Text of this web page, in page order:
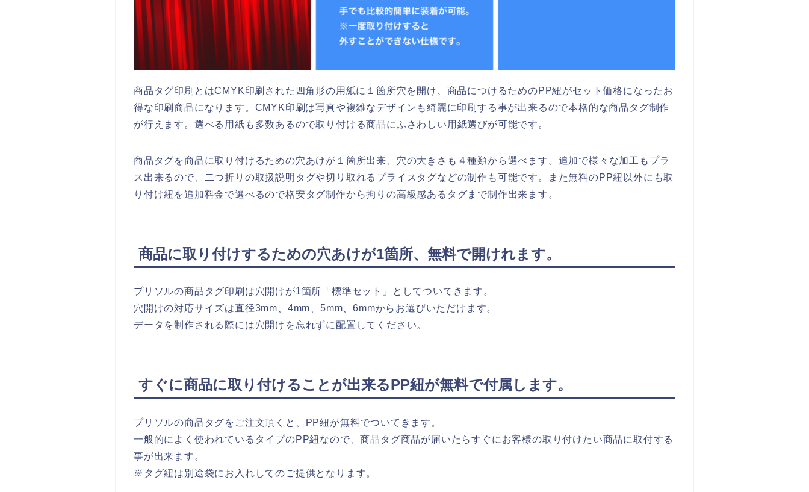
商品タグ印刷とはCMYK印刷された四角形の用紙に１箇所穴を開け、商品につけるためのPP紐がセット価格になったお
得な印刷商品になります。CMYK印刷は写真や複雑なデザインも綺麗に印刷する事が出来るので本格的な商品タグ制作
が行えます。選べる用紙も多数あるので取り付ける商品にふさわしい用紙選びが可能です。
商品タグを商品に取り付けるための穴あけが１箇所出来、穴の大きさも４種類から選べます。追加で様々な加工もプラ
ス出来るので、二つ折りの取扱説明タグや切り取れるプライスタグなどの制作も可能です。また無料のPP紐以外にも取
り付け紐を追加料金で選べるので格安タグ制作から拘りの高級感あるタグまで制作出来ます。
商品に取り付けするための穴あけが1箇所、無料で開けれます。
プリソルの商品タグ印刷は穴開けが1箇所「標準セット」としてついてきます。
穴開けの対応サイズは直径3mm、4mm、5mm、6mmからお選びいただけます。
データを制作される際には穴開けを忘れずに配置してください。
すぐに商品に取り付けることが出来るPP紐が無料で付属します。
プリソルの商品タグをご注文頂くと、PP紐が無料でついてきます。
一般的によく使われているタイプのPP紐なので、商品タグ商品が届いたらすぐにお客様の取り付けたい商品に取付する
事が出来ます。
※タグ紐は別途袋にお入れしてのご提供となります。